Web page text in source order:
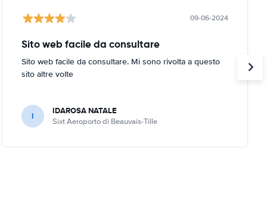
09-06-2024
Sito web facile da consultare
Sito web facile da consultare. Mi sono rivolta a questo
sito altre volte
I IDAROSA NATALE
Sixt Aeroporto di Beauvais-Tille